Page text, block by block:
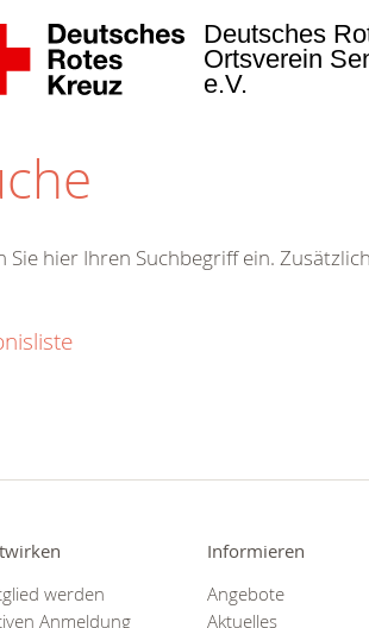
Deutsches
Ortsverein
e.V.
gerne.
Sie hier Ihren Suchbegriff ein.
werden
Anmeldung
Informieren
Angebote
Aktuelles